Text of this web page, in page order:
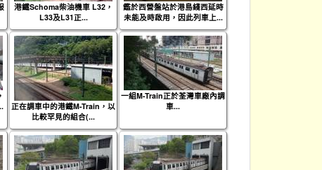
港鐵Schoma柴油機車 L32，
L33及L31正...
鑑於西營盤站於港島綫西延時
未能及時啟用，因此列車上...
正在調車中的港鐵M-Train，以
比較罕見的組合(...
一組M-Train正於荃灣車廠內調
車...